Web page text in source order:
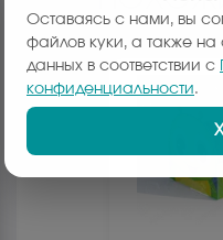
Оставаясь с нами, вы
файлов куки, а также
данных в соответствии с
конфиденциальности.